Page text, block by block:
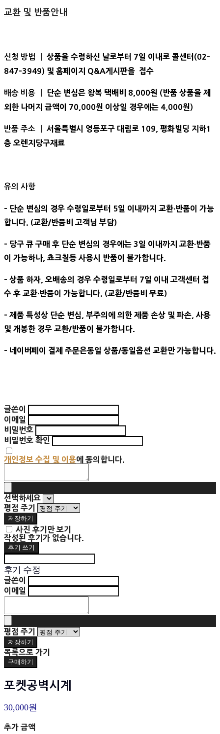
교환 및 반품안내
신청 방법 ㅣ 상품을 수령하신 날로부터 7일 이내로 콜센터(02-
847-3949) 및 홈페이지 Q&A게시판을 접수
배송 비용 ㅣ
단순 변심은 왕복 택배비 8,000원 (반품 상품을 제
외한 나머지 금액이 70,000원 이상일 경우에는 4,000원)
반품 주소 ㅣ 서울특별시 영등포구 대림로 109, 평화빌딩 지하1
층 오렌지당구재료
유의 사항
- 단순 변심의 경우 수령일로부터 5일 이내까지 교환∙반품이 가능
합니다. (교환/반품비 고객님 부담)
- 당구 큐 구매 후 단순 변심의 경우에는 3일 이내까지 교환∙반품
이 가능하나, 쵸크칠등 사용시 반품이 불가합니다.
- 상품 하자, 오배송의 경우 수령일로부터 7일 이내 고객센터 접
수 후 교환∙반품이 가능합니다. (교환/반품비 무료)
- 제품 특성상 단순 변심, 부주의에 의한 제품 손상 및 파손, 사용
및 개봉한 경우 교환/반품이 불가합니다.
- 네이버페이 결제 주문은동일 상품/동일옵션 교환만 가능합니다.
글쓴이
이메일
비밀번호
비밀번호 확인
개인정보 수집 및 이용에 동의합니다.
선택하세요
평점 주기
저장하기
사진 후기만 보기
작성된 후기가 없습니다.
후기 쓰기
후기 수정
글쓴이
이메일
평점 주기
저장하기
목록으로 가기
구매하기
포켓공벽시계
30,000원
추가 금액